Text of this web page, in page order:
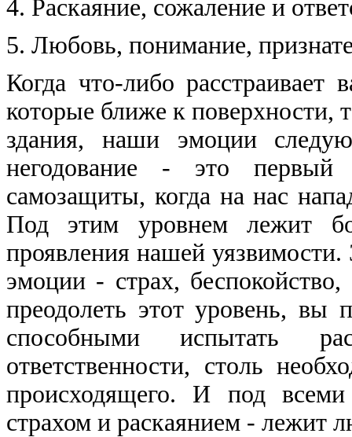
4. Раскаяние, сожаление и
5. Любовь, понимание,
Когда что-либо
которые ближе к поверхности,
здания, наши эмоции
негодование - это первый
самозащиты, когда на нас
Под этим уровнем лежит
проявления нашей
эмоции - страх,
преодолеть этот уровень, вы
способными испытать
ответственности, столь
происходящего. И под
страхом и раскаянием - лежит